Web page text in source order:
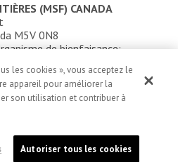
(MSF) CANADA
M5V 0N8
de bienfaisance:
les cookies », vous acceptez le
appareil pour améliorer la
son utilisation et contribuer à
Autoriser tous les cookies